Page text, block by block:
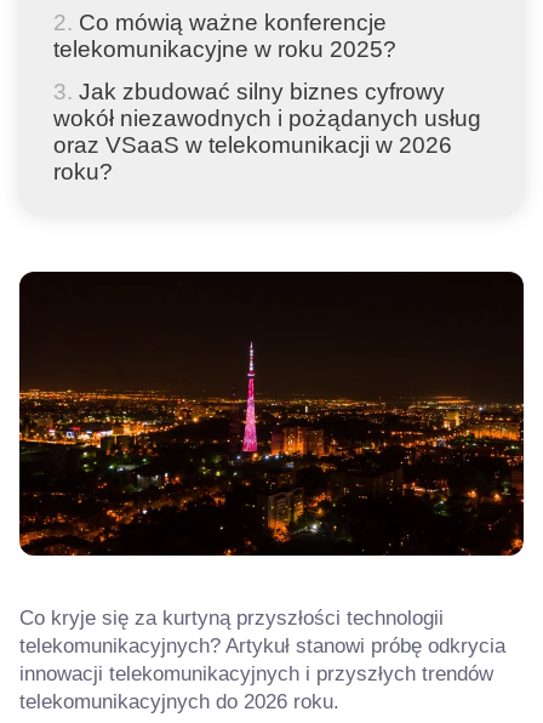
Co mówią ważne konferencje
telekomunikacyjne w roku 2025?
Jak zbudować silny biznes cyfrowy
wokół niezawodnych i pożądanych usług
oraz VSaaS w telekomunikacji w 2026
roku?
Co kryje się za kurtyną przyszłości technologii
telekomunikacyjnych? Artykuł stanowi próbę odkrycia
innowacji telekomunikacyjnych i przyszłych trendów
telekomunikacyjnych do 2026 roku.